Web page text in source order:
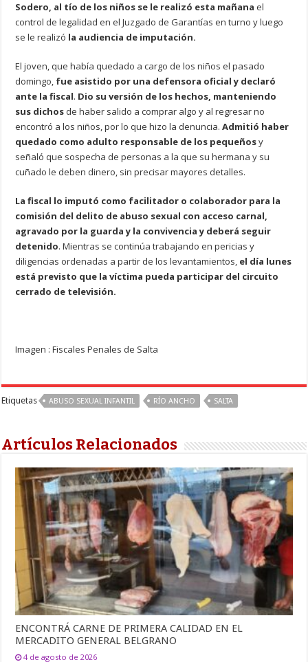
Sodero, al tío de los niños se le realizó esta mañana el
control de legalidad en el Juzgado de Garantías en turno y luego
se le realizó la audiencia de imputación.
El joven, que había quedado a cargo de los niños el pasado
domingo, fue asistido por una defensora oficial y declaró
ante la fiscal. Dio su versión de los hechos, manteniendo
sus dichos de haber salido a comprar algo y al regresar no
encontró a los niños, por lo que hizo la denuncia.Admitió haber
quedado como adulto responsable de los pequeñosy
señaló que sospecha de personas a la que su hermana y su
cuñado le deben dinero, sin precisar mayores detalles.
La fiscal lo imputó como facilitador o colaborador para la
comisión del delito de abuso sexual con acceso carnal,
agravado por la guarda y la convivencia y deberá seguir
detenido. Mientras se continúa trabajando en pericias y
diligencias ordenadas a partir de los levantamientos, el día lunes
está previsto que la víctima pueda participar del circuito
cerrado de televisión.
Imagen : Fiscales Penales de Salta
Etiquetas ABUSO SEXUAL INFANTIL RÍO ANCHO SALTA
Artículos Relacionados
ENCONTRÁ CARNE DE PRIMERA CALIDAD EN EL
MERCADITO GENERAL BELGRANO
4 de agosto de 2026